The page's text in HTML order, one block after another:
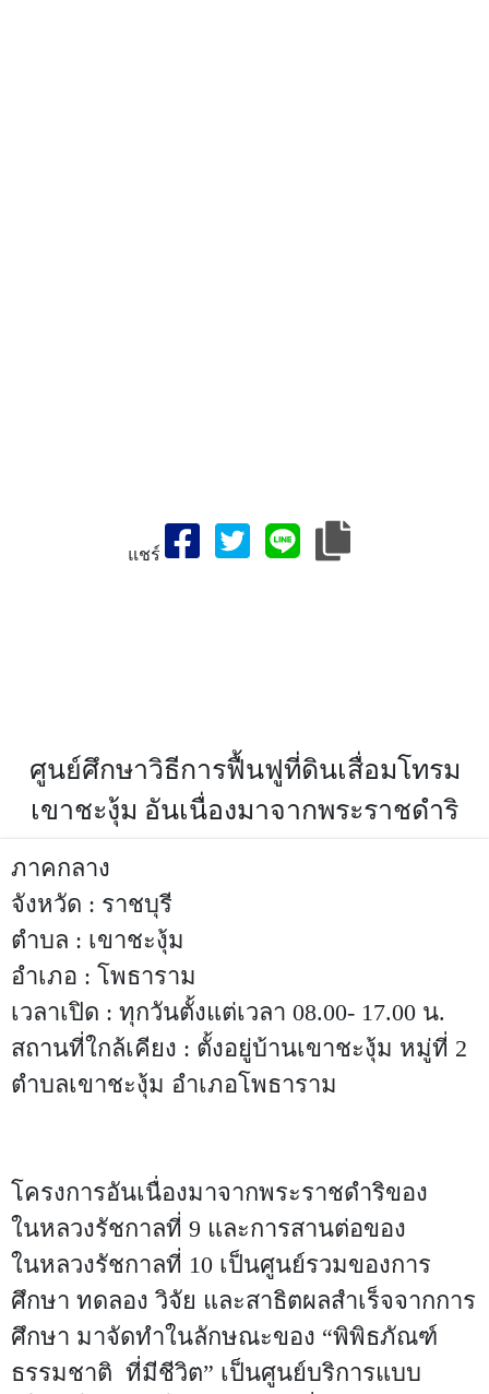
แชร์
ศูนย์ศึกษาวิธีการฟื้นฟูที่ดินเสื่อมโทรม
เขาชะงุ้ม อันเนื่องมาจากพระราชดำริ
ภาคกลาง
จังหวัด : ราชบุรี
ตำบล : เขาชะงุ้ม
อำเภอ : โพธาราม
เวลาเปิด : ทุกวันตั้งแต่เวลา 08.00- 17.00 น.
สถานที่ใกล้เคียง : ตั้งอยู่บ้านเขาชะงุ้ม หมู่ที่ 2
ตำบลเขาชะงุ้ม อำเภอโพธาราม
โครงการอันเนื่องมาจากพระราชดำริของ
ในหลวงรัชกาลที่ 9 และการสานต่อของ
ในหลวงรัชกาลที่ 10 เป็นศูนย์รวมของการ
ศึกษา ทดลอง วิจัย และสาธิตผลสำเร็จจากการ
ศึกษา มาจัดทำในลักษณะของ “พิพิธภัณฑ์
ธรรมชาติ ที่มีชีวิต” เป็นศูนย์บริการแบบ